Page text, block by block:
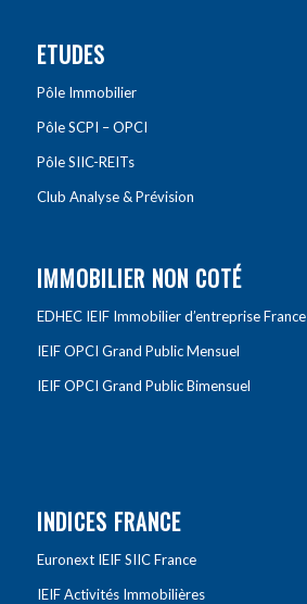
ETUDES
Pôle Immobilier
Pôle SCPI – OPCI
Pôle SIIC-REITs
Club Analyse & Prévision
IMMOBILIER NON COTÉ
EDHEC IEIF Immobilier d’entreprise France
IEIF OPCI Grand Public Mensuel
IEIF OPCI Grand Public Bimensuel
INDICES FRANCE
Euronext IEIF SIIC France
IEIF Activités Immobilières